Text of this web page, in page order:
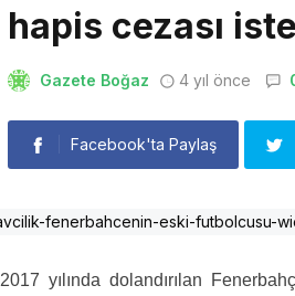
hapis cezası
Gazete Boğaz 4 yıl önce
Facebook'ta Paylaş
2017 yılında dolandırılan